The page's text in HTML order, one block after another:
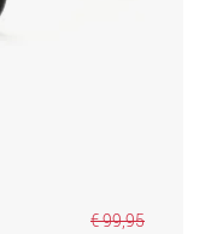
€ 99,95